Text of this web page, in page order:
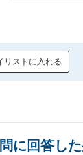
リストに入れる
に回答し